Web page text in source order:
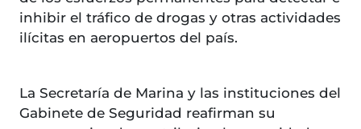
inhibir el tráfico de drogas y otras actividades
ilícitas en aeropuertos del país.
La Secretaría de Marina y las instituciones del
Gabinete de Seguridad reafirman su